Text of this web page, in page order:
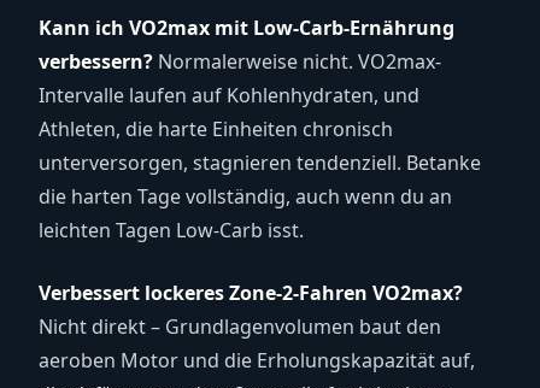
Kann ich VO2max mit Low-Carb-Ernährung
verbessern? Normalerweise nicht. VO2max-
Intervalle laufen auf Kohlenhydraten, und
Athleten, die harte Einheiten chronisch
unterversorgen, stagnieren tendenziell. Betanke
die harten Tage vollständig, auch wenn du an
leichten Tagen Low-Carb isst.
Verbessert lockeres Zone-2-Fahren VO2max?
Nicht direkt – Grundlagenvolumen baut den
aeroben Motor und die Erholungskapazität auf,